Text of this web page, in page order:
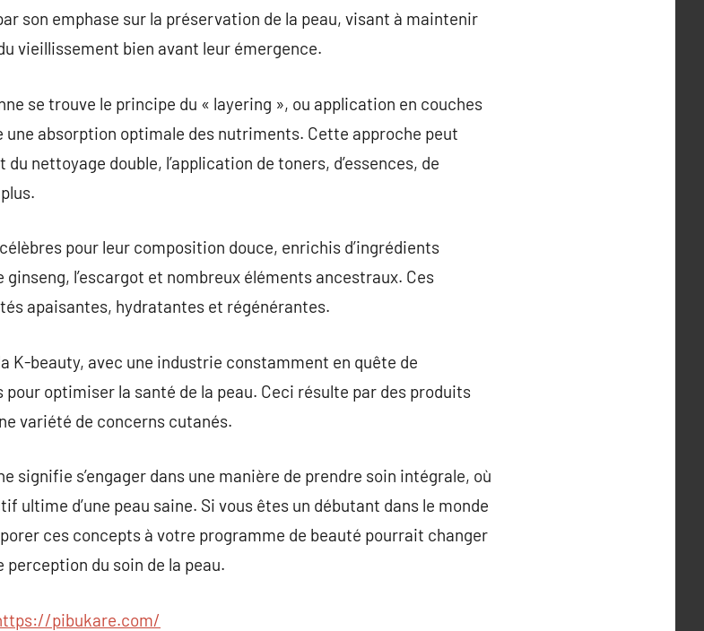
son emphase sur la préservation de la peau, visant à maintenir
vieillissement bien avant leur émergence.
se trouve le principe du « layering », ou application en couches
absorption optimale des nutriments. Cette approche peut
nettoyage double, l’application de toners, d’essences, de
pour leur composition douce, enrichis d’ingrédients
l’escargot et nombreux éléments ancestraux. Ces
apaisantes, hydratantes et régénérantes.
K-beauty, avec une industrie constamment en quête de
optimiser la santé de la peau. Ceci résulte par des produits
variété de concerns cutanés.
signifie s’engager dans une manière de prendre soin intégrale, où
ultime d’une peau saine. Si vous êtes un débutant dans le monde
ces concepts à votre programme de beauté pourrait changer
du soin de la peau.
pibukare.com/